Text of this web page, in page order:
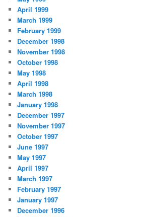
April 1999
March 1999
February 1999
December 1998
November 1998
October 1998
May 1998
April 1998
March 1998
January 1998
December 1997
November 1997
October 1997
June 1997
May 1997
April 1997
March 1997
February 1997
January 1997
December 1996